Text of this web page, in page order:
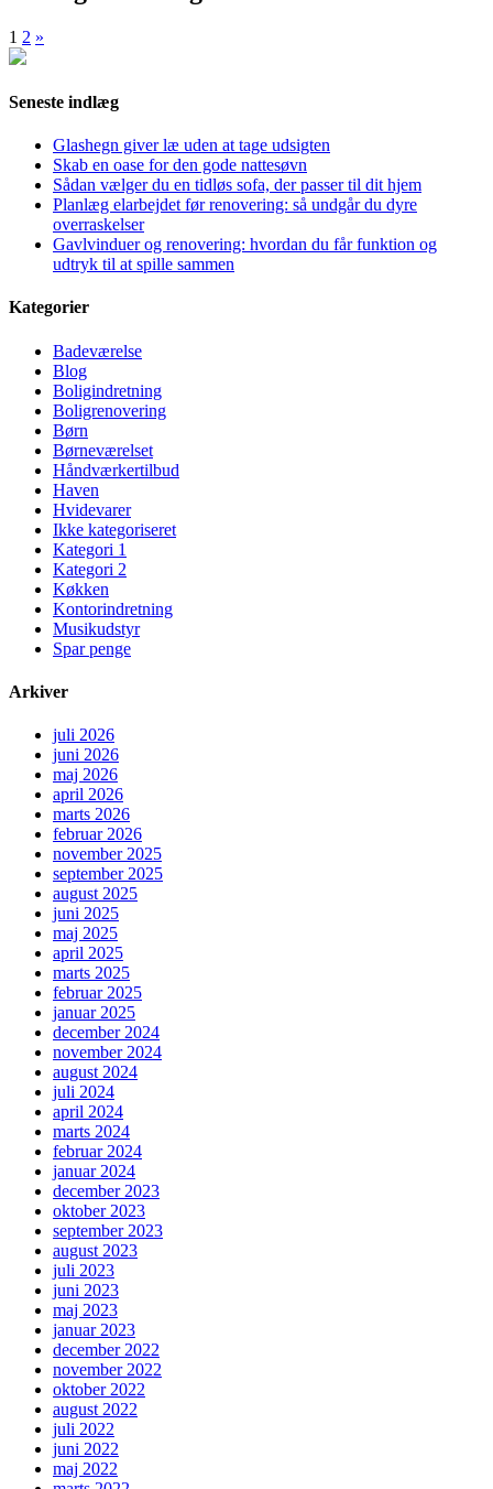
1 2 »
Seneste indlæg
Glashegn giver læ uden at tage udsigten
Skab en oase for den gode nattesøvn
Sådan vælger du en tidløs sofa, der passer til dit hjem
Planlæg elarbejdet før renovering: så undgår du dyre
overraskelser
Gavlvinduer og renovering: hvordan du får funktion og
udtryk til at spille sammen
Kategorier
Badeværelse
Blog
Boligindretning
Boligrenovering
Børn
Børneværelset
Håndværkertilbud
Haven
Hvidevarer
Ikke kategoriseret
Kategori 1
Kategori 2
Køkken
Kontorindretning
Musikudstyr
Spar penge
Arkiver
juli 2026
juni 2026
maj 2026
april 2026
marts 2026
februar 2026
november 2025
september 2025
august 2025
juni 2025
maj 2025
april 2025
marts 2025
februar 2025
januar 2025
december 2024
november 2024
august 2024
juli 2024
april 2024
marts 2024
februar 2024
januar 2024
december 2023
oktober 2023
september 2023
august 2023
juli 2023
juni 2023
maj 2023
januar 2023
december 2022
november 2022
oktober 2022
august 2022
juli 2022
juni 2022
maj 2022